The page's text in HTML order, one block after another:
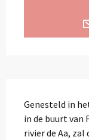
Genesteld in
in de buurt van
rivier de Aa, zal